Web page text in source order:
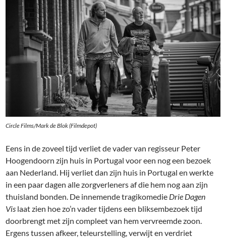
Circle Films/Mark de Blok (Filmdepot)
Eens in de zoveel tijd verliet de vader van regisseur Peter
Hoogendoorn zijn huis in Portugal voor een nog een bezoek
aan Nederland. Hij verliet dan zijn huis in Portugal en werkte
in een paar dagen alle zorgverleners af die hem nog aan zijn
thuisland bonden. De innemende tragikomedie Drie Dagen
Vis laat zien hoe zo’n vader tijdens een bliksembezoek tijd
doorbrengt met zijn compleet van hem vervreemde zoon.
Ergens tussen afkeer, teleurstelling, verwijt en verdriet